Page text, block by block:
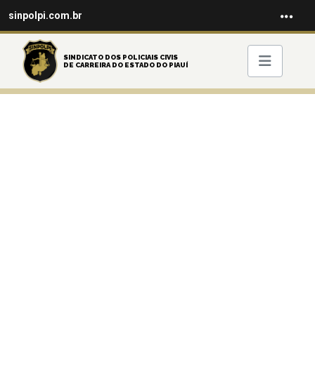
sinpolpi.com.br
SINDICATO DOS POLICIAIS CIVIS
DE CARREIRA DO ESTADO DO PIAUÍ